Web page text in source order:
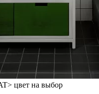
цвет на выбор